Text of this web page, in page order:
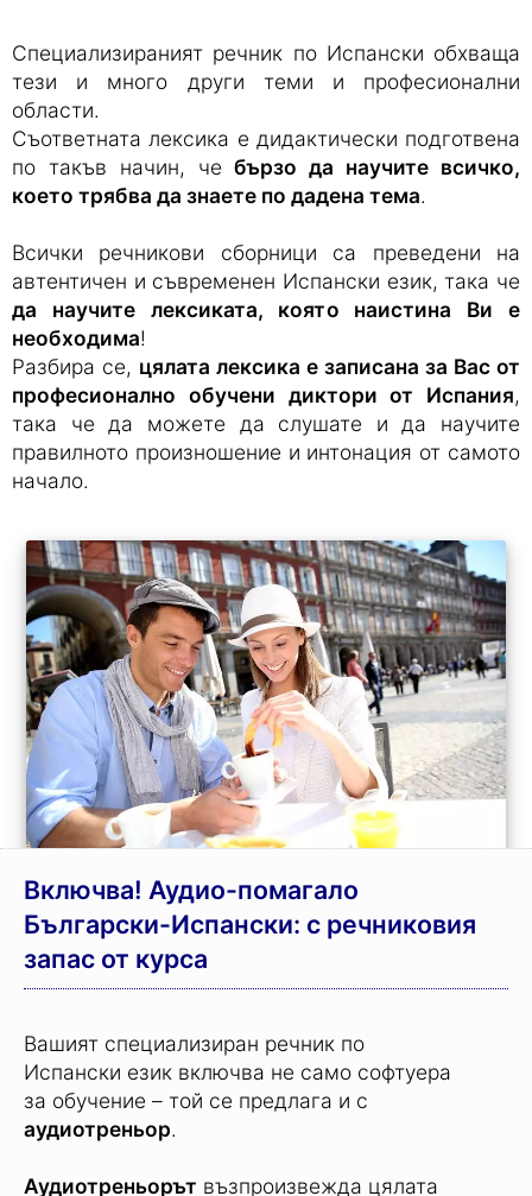
Специализираният речник по Испански обхваща
тези и много други теми и професионални
области.
Съответната лексика е дидактически подготвена
по такъв начин, чебързо да научите всичко,
което трябва да знаете по дадена тема.
Всички речникови сборници са преведени на
автентичен и съвременен Испански език, така че
да научите лексиката, която наистина Ви е
необходима!
Разбира се, цялата лексика е записана за Вас от
професионално обучени диктори от Испания,
така че да можете да слушате и да научите
правилното произношение и интонация от самото
начало.
Включва! Аудио-помагало
Български-Испански: с речниковия
запас от курса
Вашият специализиран речник по
Испански език включва не само софтуера
за обучение – той се предлага и с
аудиотреньор.
Аудиотреньорът възпроизвежда цялата